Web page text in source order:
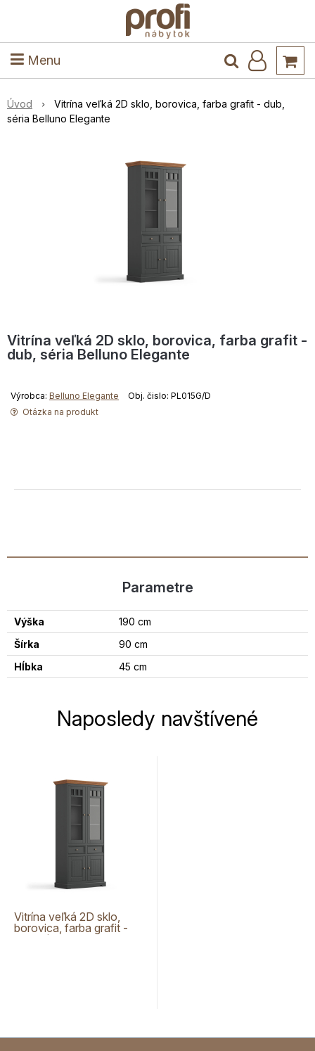
Menu
Kuchyňa a jedáleň
Úvod
Vitrína veľká 2D sklo, borovica, farba grafit - dub,
séria Belluno Elegante
Vitrína veľká 2D sklo, borovica, farba grafit -
dub, séria Belluno Elegante
Výrobca: Belluno Elegante
Obj. čislo: PL015G/D
Otázka na produkt
Parametre
Výška
190 cm
Šírka
90 cm
Hĺbka
45 cm
Naposledy navštívené
Vitrína veľká 2D sklo,
borovica, farba grafit -
dub, séria Belluno